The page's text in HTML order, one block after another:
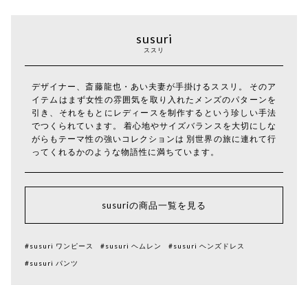
susuri
ススリ
デザイナー、斎藤龍也・あい夫妻が手掛けるススリ。 そのア
イテムはまず女性の雰囲気を取り入れたメンズのパターンを
引き、それをもとにレディースを制作するという珍しい手法
でつくられています。 着心地やサイズバランスを大切にしな
がらもテーマ性の強いコレクションは 別世界の旅に連れて行
ってくれるかのような物語性に満ちています。
susuriの商品一覧を見る
#susuri ワンピース #susuri ヘムレン #susuri ヘンズドレス
#susuri パンツ